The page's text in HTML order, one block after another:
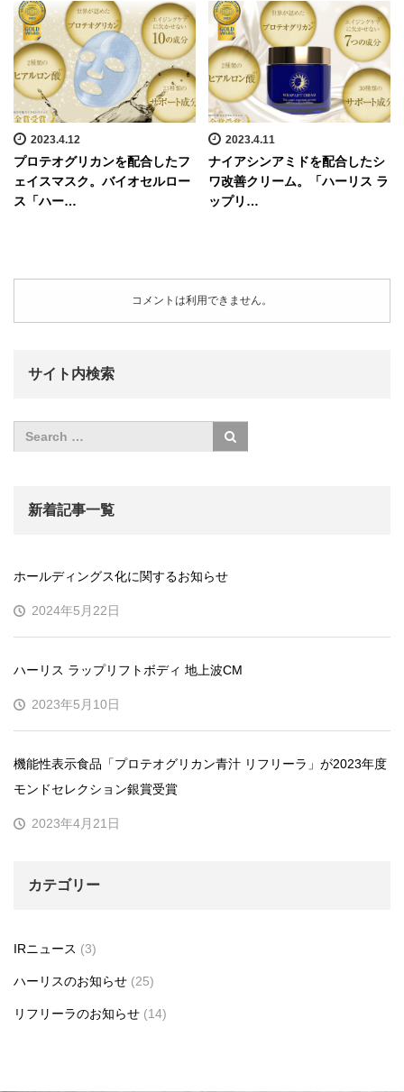
2023.4.12
プロテオグリカンを配合したフ
ェイスマスク。バイオセルロー
ス「ハー…
2023.4.11
ナイアシンアミドを配合したシ
ワ改善クリーム。「ハーリス ラ
ップリ…
コメントは利用できません。
サイト内検索
新着記事一覧
ホールディングス化に関するお知らせ
2024年5月22日
ハーリス ラップリフトボディ 地上波CM
2023年5月10日
機能性表示食品「プロテオグリカン青汁 リフリーラ」が2023年度
モンドセレクション銀賞受賞
2023年4月21日
カテゴリー
IRニュース (3)
ハーリスのお知らせ (25)
リフリーラのお知らせ (14)